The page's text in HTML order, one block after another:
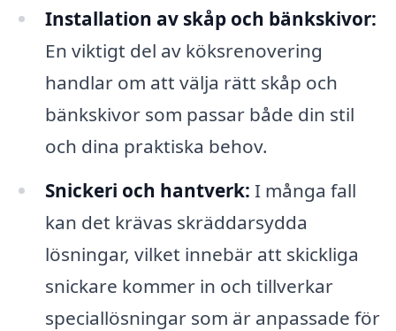
Installation av skåp och bänkskivor:
En viktigt del av köksrenovering
handlar om att välja rätt skåp och
bänkskivor som passar både din stil
och dina praktiska behov.
Snickeri och hantverk: I många fall
kan det krävas skräddarsydda
lösningar, vilket innebär att skickliga
snickare kommer in och tillverkar
speciallösningar som är anpassade för